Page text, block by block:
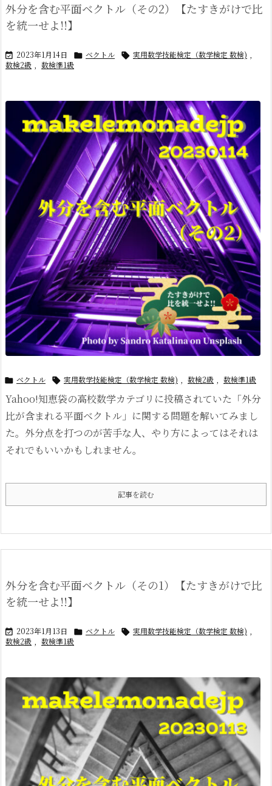
外分を含む平面ベクトル（その2）【たすきがけで比
を統一せよ!!】
 2023年1月14日  ベクトル  実用数学技能検定（数学検定 数検)
数検2級
数検準1級
 ベクトル  実用数学技能検定（数学検定 数検) 数検2級 数検準1級
Yahoo!知恵袋の高校数学カテゴリに投稿されていた「外分
比が含まれる平面ベクトル」に関する問題を解いてみまし
た。外分点を打つのが苦手な人、やり方によってはそれは
それでもいいかもしれません。
記事を読む
外分を含む平面ベクトル（その1）【たすきがけで比
を統一せよ!!】
 2023年1月13日  ベクトル  実用数学技能検定（数学検定 数検)
数検2級
数検準1級